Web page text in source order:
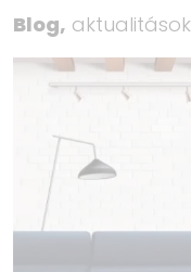
Blog, aktualitások